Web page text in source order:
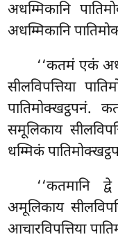
अधम्मिकानि
अधम्मिकानि
‘‘कतमंएकं
सीलविपत्तिया
पातिमोक्खट्ठपनं.
समूलिकाय
धम्मिकं
‘‘कतमानि
अमूलिकाय
आचारविपत्तिया